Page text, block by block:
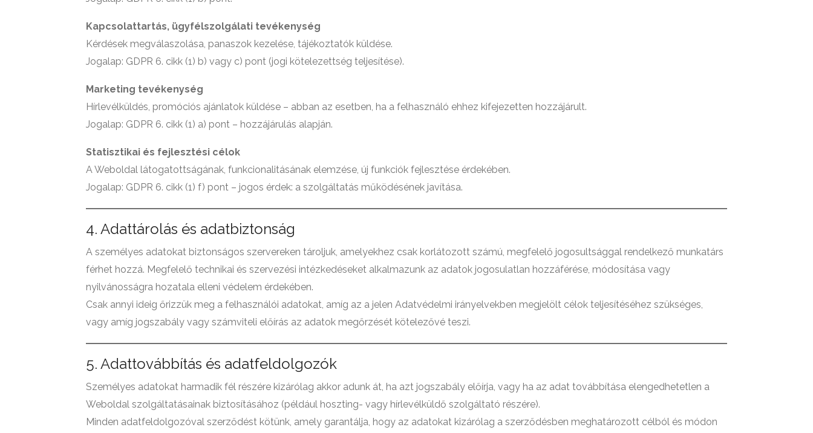
Kapcsolattartás, ügyfélszolgálati tevékenység
Kérdések megválaszolása, panaszok kezelése, tájékoztatók küldése.
Jogalap: GDPR 6. cikk (1) b) vagy c) pont (jogi kötelezettség teljesítése).
Marketing tevékenység
Hírlevélküldés, promóciós ajánlatok küldése – abban az esetben, ha a felhasználó ehhez kifejezetten hozzájárult.
Jogalap: GDPR 6. cikk (1) a) pont – hozzájárulás alapján.
Statisztikai és fejlesztési célok
A Weboldal látogatottságának, funkcionalitásának elemzése, új funkciók fejlesztése érdekében.
Jogalap: GDPR 6. cikk (1) f) pont – jogos érdek: a szolgáltatás működésének javítása.
4. Adattárolás és adatbiztonság
A személyes adatokat biztonságos szervereken tároljuk, amelyekhez csak korlátozott számú, megfelelő jogosultsággal rendelkező munkatárs
férhet hozzá. Megfelelő technikai és szervezési intézkedéseket alkalmazunk az adatok jogosulatlan hozzáférése, módosítása vagy
nyilvánosságra hozatala elleni védelem érdekében.
Csak annyi ideig őrizzük meg a felhasználói adatokat, amíg az a jelen Adatvédelmi irányelvekben megjelölt célok teljesítéséhez szükséges,
vagy amíg jogszabály vagy számviteli előírás az adatok megőrzését kötelezővé teszi.
5. Adattovábbítás és adatfeldolgozók
Személyes adatokat harmadik fél részére kizárólag akkor adunk át, ha azt jogszabály előírja, vagy ha az adat továbbítása elengedhetetlen a
Weboldal szolgáltatásainak biztosításához (például hoszting- vagy hírlevélküldő szolgáltató részére).
Minden adatfeldolgozóval szerződést kötünk, amely garantálja, hogy az adatokat kizárólag a szerződésben meghatározott célból és módon